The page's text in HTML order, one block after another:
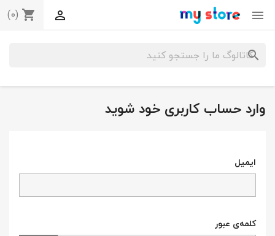

shopping_cart
(0) 
search
وارد حساب کاربری خود شوید
ایمیل
کلمه‌ی عبور